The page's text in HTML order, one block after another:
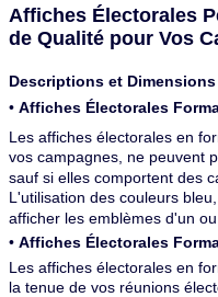
Affiches Électorales
de Qualité pour Vos
Descriptions et Dimensions
• Affiches Électorales
Les affiches électorales en
vos campagnes, ne peuvent
sauf si elles comportent des
L'utilisation des couleurs
afficher les emblèmes d'un
• Affiches Électorales
Les affiches électorales en
la tenue de vos réunions